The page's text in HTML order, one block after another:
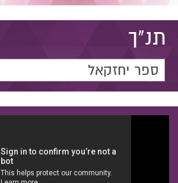
תנ"ך
ספר יחזקאל